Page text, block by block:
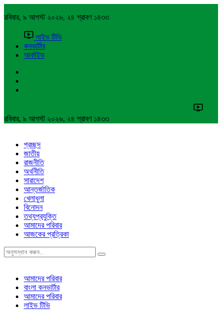
রবিবার, ৯ আগস্ট ২০২৬, ২৪ শ্রাবণ ১৪৩৩
লাইভ টিভি
কনভার্টার
আর্কাইভ
রবিবার, ৯ আগস্ট ২০২৬, ২৪ শ্রাবণ ১৪৩৩
প্রচ্ছদ
জাতীয়
রাজনীতি
অর্থনীতি
সারাদেশ
আন্তর্জাতিক
খেলাধুলা
বিনোদন
তথ্যপ্রযুক্তি
আমাদের পরিবার
আজকের প্রত্রিকা
আমাদের পরিবার
বাংলা কনভার্টার
আমাদের পরিবার
লাইভ টিভি